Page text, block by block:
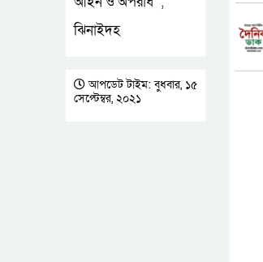
ঝিনাইদহ
আপডেট টাইম: বুধবার, ১৫
সেপ্টেম্বর, ২০২১